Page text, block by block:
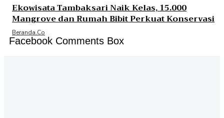
Ekowisata Tambaksari Naik Kelas, 15.000
Mangrove dan Rumah Bibit Perkuat Konservasi
Beranda.co
Facebook Comments Box